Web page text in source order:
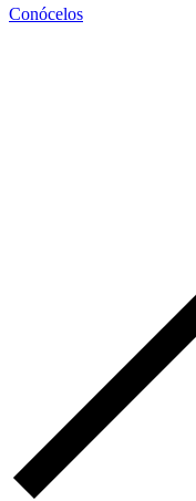
Conócelos